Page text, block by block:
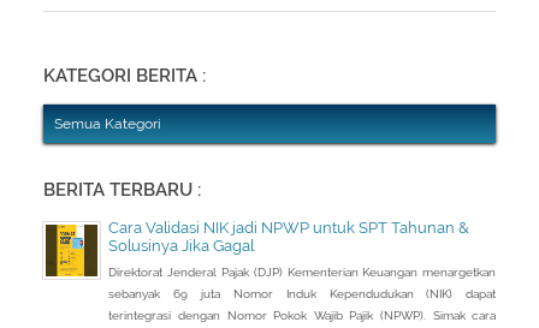
suami atau istri
KATEGORI BERITA :
Semua Kategori
BERITA TERBARU :
Cara Validasi NIK jadi NPWP untuk SPT Tahunan &
Solusinya Jika Gagal
Direktorat Jenderal Pajak (DJP) Kementerian Keuangan menargetkan
sebanyak 69 juta Nomor Induk Kependudukan (NIK) dapat
terintegrasi dengan Nomor Pokok Wajib Pajik (NPWP). Simak cara